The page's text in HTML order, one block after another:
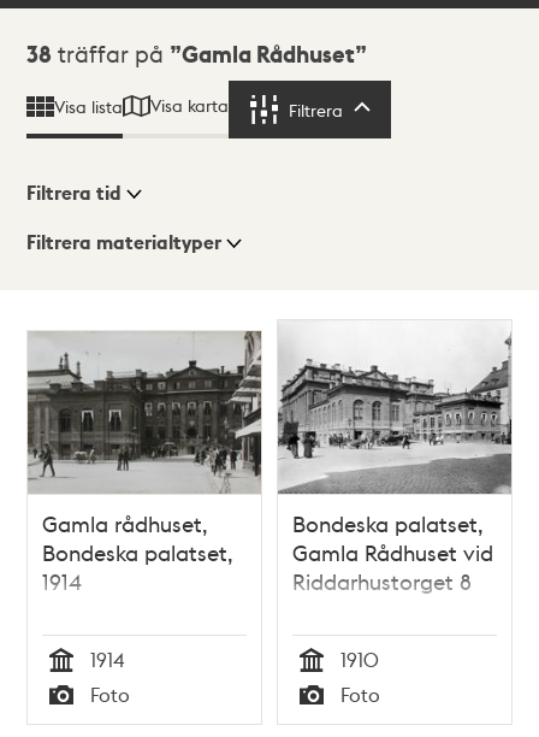
Sökresultat
38 träffar på Gamla Rådhuset
Visa lista Visa karta Filtrera
Visningsläge
Filtrera tid
Filtrera materialtyper
träffar
Gamla rådhuset,
Bondeska palatset,
1914
Tid
1914
Typ
Foto
Bondeska palatset,
Gamla Rådhuset vid
Riddarhustorget 8
Tid
1910
Typ
Foto